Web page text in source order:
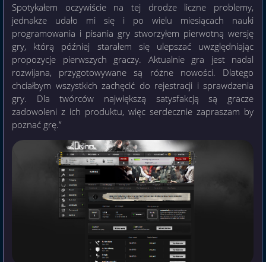
Spotykałem oczywiście na tej drodze liczne problemy,
jednakże udało mi się i po wielu miesiącach nauki
programowania i pisania gry stworzyłem pierwotną wersję
gry, którą później starałem się ulepszać uwzględniając
propozycje pierwszych graczy. Aktualnie gra jest nadal
rozwijana, przygotowywane są różne nowości. Dlatego
chciałbym wszystkich zachęcić do rejestracji i sprawdzenia
gry. Dla twórców największą satysfakcją są gracze
zadowoleni z ich produktu, więc serdecznie zapraszam by
poznać grę.”